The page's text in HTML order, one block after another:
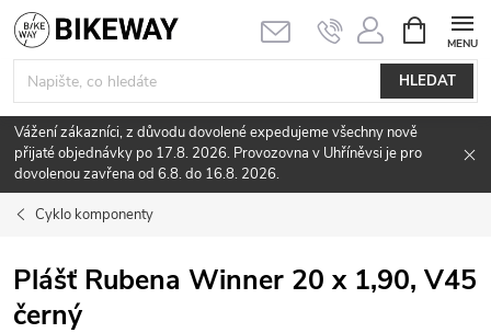
Přejít
na
obsah
HLEDAT
NÁKUPNÍ
KOŠÍK
Vážení zákazníci, z důvodu dovolené expedujeme všechny nově
přijaté objednávky po 17.8. 2026. Provozovna v Uhříněvsi je pro
dovolenou zavřena od 6.8. do 16.8. 2026.
Cyklo komponenty
Plášť Rubena Winner 20 x 1,90, V45
černý